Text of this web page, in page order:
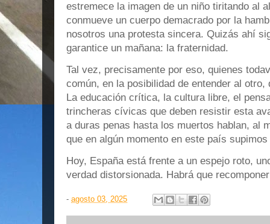
estremece la imagen de un niño tiritando al
conmueve un cuerpo demacrado por la
nosotros una protesta sincera. Quizás ahí
garantice un mañana: la fraternidad.
Tal vez, precisamente por eso, quienes
común, en la posibilidad de entender al
La educación crítica, la cultura libre, el
trincheras cívicas que deben resistir esta
a duras penas hasta los muertos hablan, al
que en algún momento en este país
Hoy, España está frente a un espejo roto,
verdad distorsionada. Habrá que
- agosto 03, 2025